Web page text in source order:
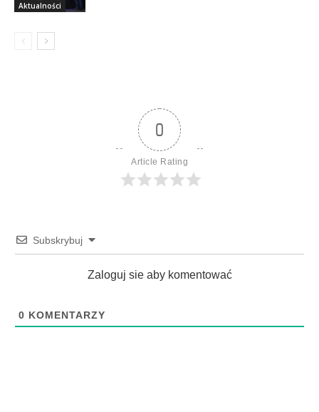
Aktualności
0
Article Rating
Subskrybuj
Zaloguj sie aby komentować
0 KOMENTARZY